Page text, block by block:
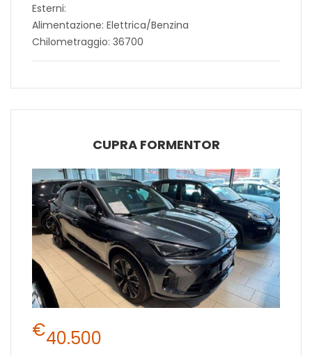
Esterni:
Alimentazione: Elettrica/Benzina
Chilometraggio: 36700
CUPRA FORMENTOR
€40.500